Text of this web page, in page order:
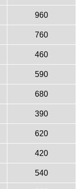
960
760
460
590
680
390
620
420
540